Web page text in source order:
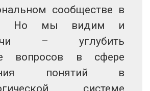
сообществе в
Но мы видим и
– углубить
вопросов в сфере
понятий в
системе